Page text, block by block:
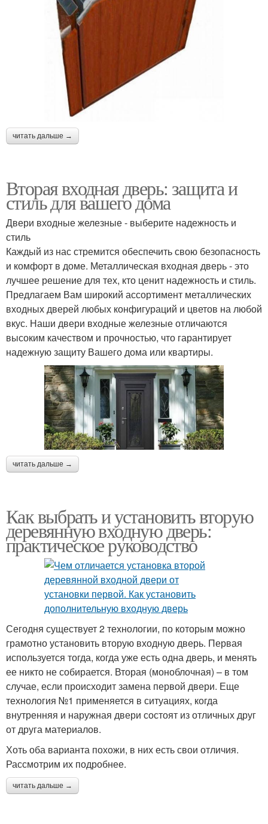
читать дальше →
Вторая входная дверь: защита и
стиль для вашего дома
Двери входные железные - выберите надежность и
стиль
Каждый из нас стремится обеспечить свою безопасность
и комфорт в доме. Металлическая входная дверь - это
лучшее решение для тех, кто ценит надежность и стиль.
Предлагаем Вам широкий ассортимент металлических
входных дверей любых конфигураций и цветов на любой
вкус. Наши двери входные железные отличаются
высоким качеством и прочностью, что гарантирует
надежную защиту Вашего дома или квартиры.
читать дальше →
Как выбрать и установить вторую
деревянную входную дверь:
практическое руководство
Сегодня существует 2 технологии, по которым можно
грамотно установить вторую входную дверь. Первая
используется тогда, когда уже есть одна дверь, и менять
ее никто не собирается. Вторая (моноблочная) – в том
случае, если происходит замена первой двери. Еще
технология №1 применяется в ситуациях, когда
внутренняя и наружная двери состоят из отличных друг
от друга материалов.
Хоть оба варианта похожи, в них есть свои отличия.
Рассмотрим их подробнее.
читать дальше →